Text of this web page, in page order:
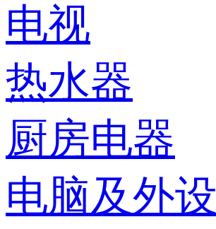
电视
热水器
厨房电器
电脑及外设